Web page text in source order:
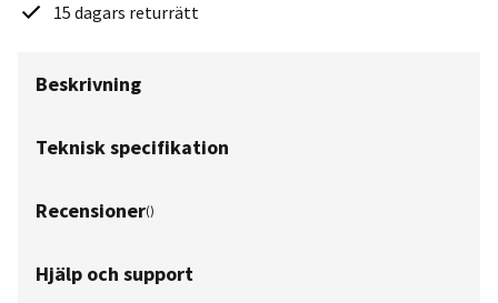
15 dagars returrätt
Beskrivning
Teknisk specifikation
Recensioner()
Hjälp och support